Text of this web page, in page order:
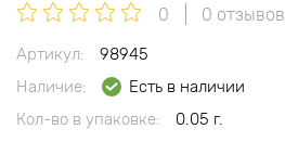
0 0 отзывов
Артикул:
98945
Наличие:
Есть в наличии
Кол-во в упаковке:
0.05 г.